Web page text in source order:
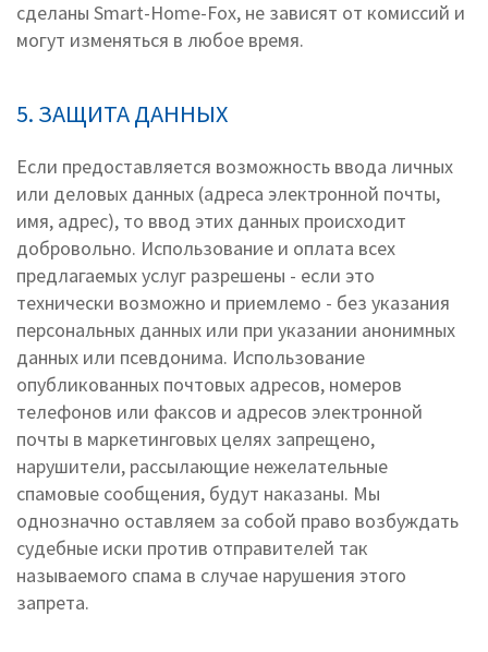
сделаны Smart-Home-Fox, не зависят от комиссий и
могут изменяться в любое время.
5. ЗАЩИТА ДАННЫХ
Если предоставляется возможность ввода личных
или деловых данных (адреса электронной почты,
имя, адрес), то ввод этих данных происходит
добровольно. Использование и оплата всех
предлагаемых услуг разрешены - если это
технически возможно и приемлемо - без указания
персональных данных или при указании анонимных
данных или псевдонима. Использование
опубликованных почтовых адресов, номеров
телефонов или факсов и адресов электронной
почты в маркетинговых целях запрещено,
нарушители, рассылающие нежелательные
спамовые сообщения, будут наказаны. Мы
однозначно оставляем за собой право возбуждать
судебные иски против отправителей так
называемого спама в случае нарушения этого
запрета.